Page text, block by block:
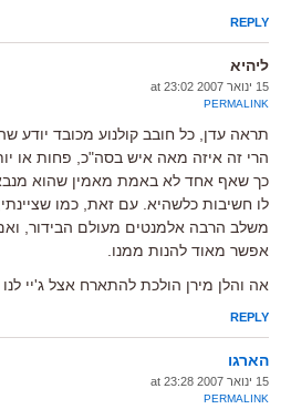
REPLY
ליהיא
15 ינואר 2007 at 23:02
PERMALINK
תראה עדן, כל חובב קולנוע מכובד יודע
הרי זה איזה מאה איש בסה"כ, פחות או
כך שאף אחד לא באמת מאמין שהוא
לו חשיבות כלשהיא. עם זאת, כמו
משלב הרבה אלמנטים מעולם הבידור,
אפשר מאוד להנות ממנו.
אה והלן מירן הולכת להתארח אצל ג'יי
REPLY
הארגו
15 ינואר 2007 at 23:28
PERMALINK